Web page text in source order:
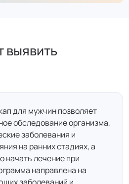
выявить
для мужчин позволяет
обследование организма,
заболевания и
на ранних стадиях, а
начать лечение при
направлена на